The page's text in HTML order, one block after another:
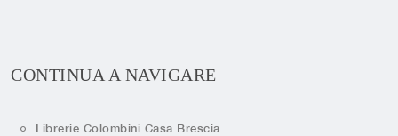
CONTINUA A NAVIGARE
Librerie Colombini Casa Brescia